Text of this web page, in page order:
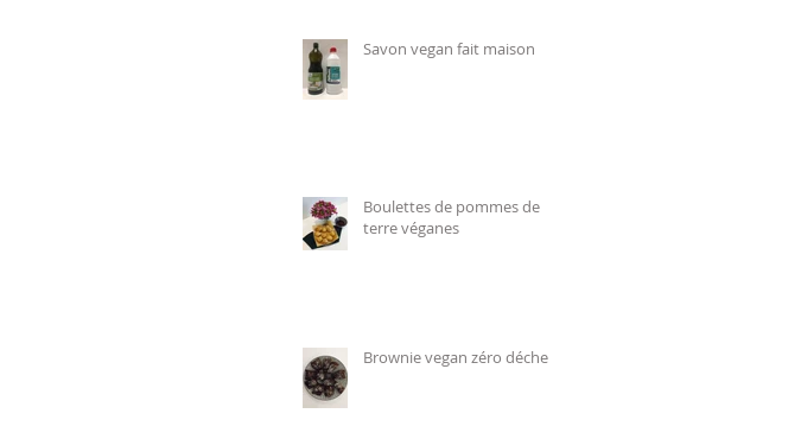
Savon vegan fait maison
Boulettes de pommes de
terre véganes
Brownie vegan zéro déchet